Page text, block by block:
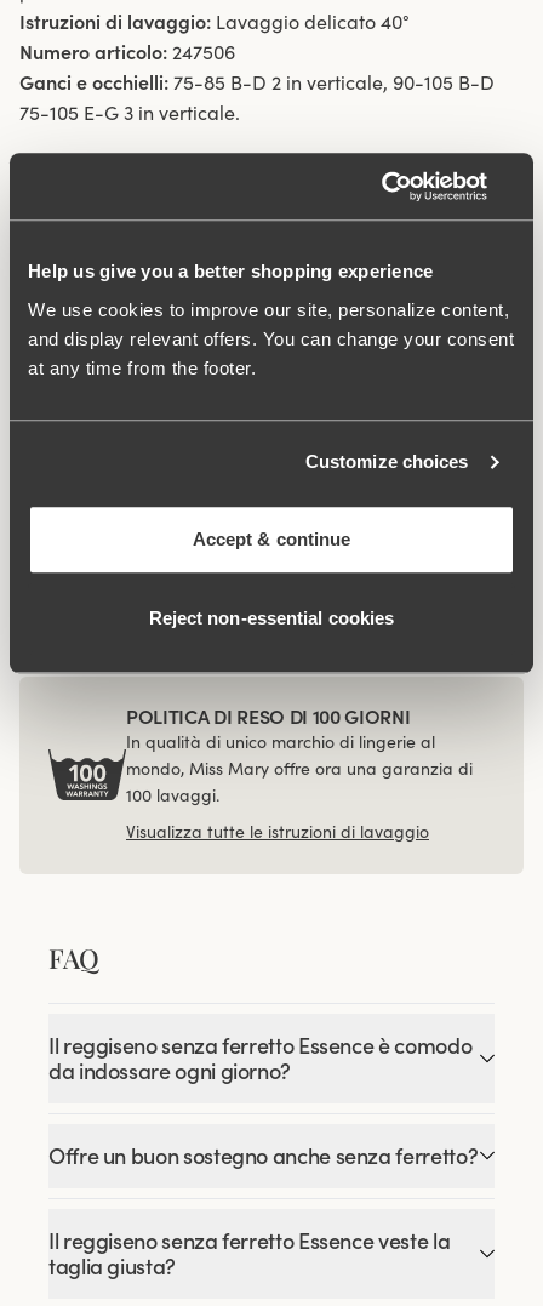
Help us give you a better shopping experience
We use cookies to improve our site, personalize content,
and display relevant offers. You can change your consent
at any time from the footer.
Customize choices
Accept & continue
Reject non‑essential cookies
Istruzioni di lavaggio: Lavaggio delicato 40°
Numero articolo: 247506
Ganci e occhielli: 75-85 B-D 2 in verticale, 90-105 B-D
75-105 E-G 3 in verticale.
Cosa lo rende così confortevole?
Spalline comfort
€14.99
Organic Cotton slip midi
Viewing image 1 of 3
POLITICA DI RESO DI 100 GIORNI
In qualità di unico marchio di lingerie al
mondo, Miss Mary offre ora una garanzia di
100 lavaggi.
Visualizza tutte le istruzioni di lavaggio
FAQ
Il reggiseno senza ferretto Essence è comodo
da indossare ogni giorno?
Offre un buon sostegno anche senza ferretto?
Il reggiseno senza ferretto Essence veste la
taglia giusta?